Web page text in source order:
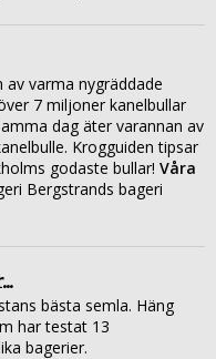
varma nygräddade
7 miljoner kanelbullar
dag äter varannan av
Krogguiden tipsar
godaste bullar! Våra
Bergstrands bageri
bästa semla. Häng
har testat 13
bagerier.